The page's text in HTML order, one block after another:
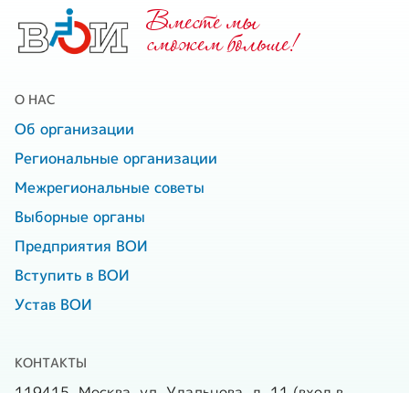
Вместе мы
cможем больше!
О НАС
Об организации
Региональные организации
Межрегиональные советы
Выборные органы
Предприятия ВОИ
Вступить в ВОИ
Устав ВОИ
КОНТАКТЫ